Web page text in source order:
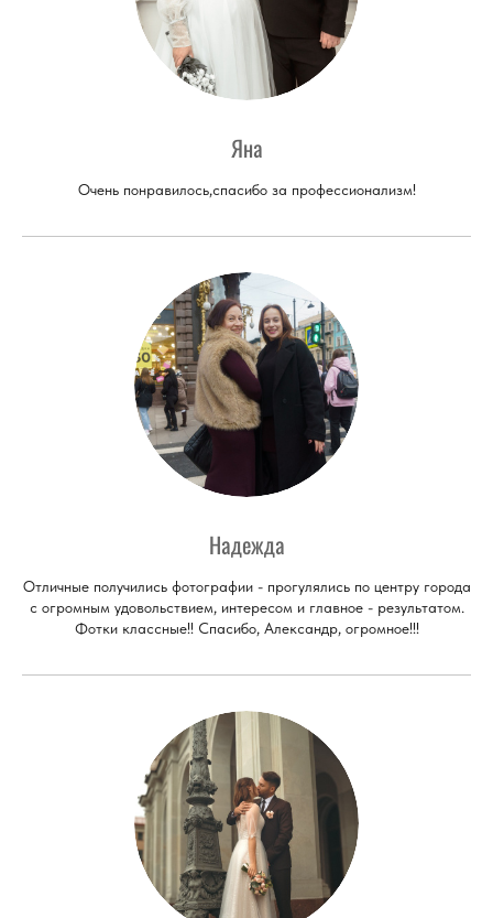
Яна
Очень понравилось,спасибо за профессионализм!
Надежда
Отличные получились фотографии - прогулялись по центру города
с огромным удовольствием, интересом и главное - результатом.
Фотки классные!! Спасибо, Александр, огромное!!!